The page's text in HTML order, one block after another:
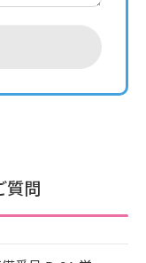
質問